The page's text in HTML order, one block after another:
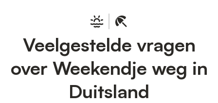
Veelgestelde vragen
over Weekendje weg in
Duitsland